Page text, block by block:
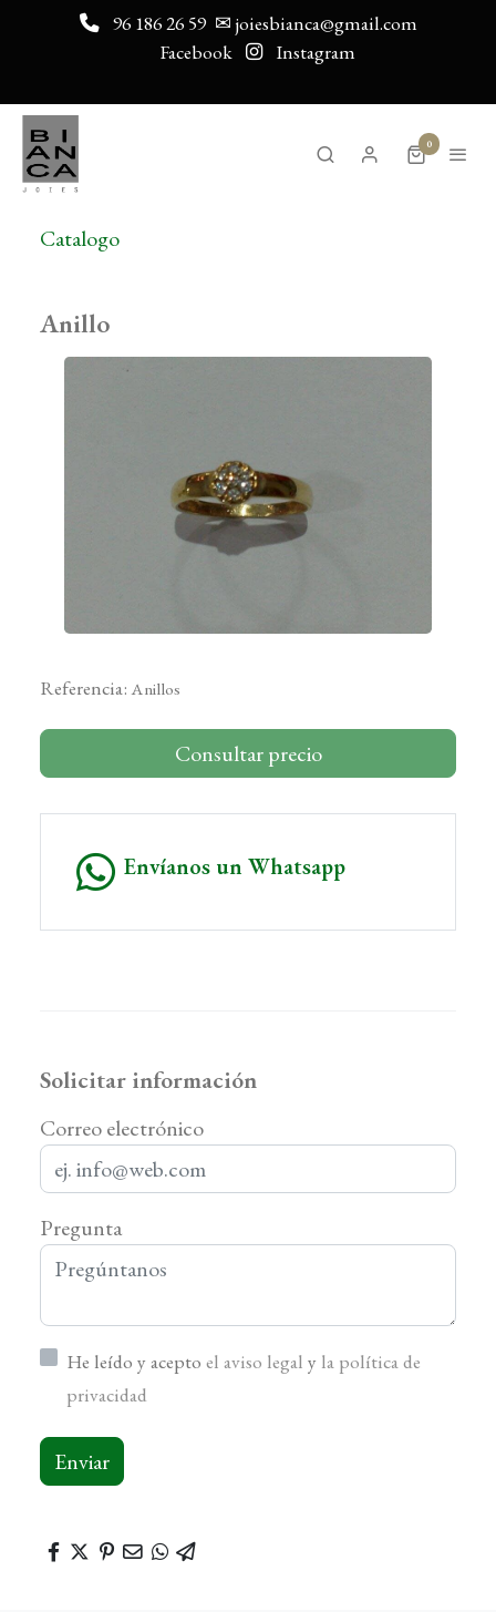
96 186 26 59 ✉ joiesbianca@gmail.com
Facebook
Instagram
0
Catalogo
Anillo
Referencia:Anillos
Consultar precio
Envíanos un Whatsapp
Solicitar información
Correo electrónico
Pregunta
He leído y acepto el aviso legal y la política de
privacidad
Enviar